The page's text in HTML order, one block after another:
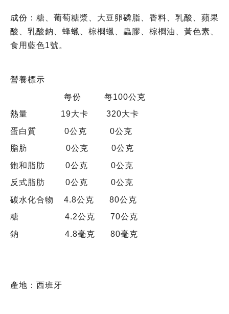
成份：糖、葡萄糖漿、大豆卵磷脂、香料、乳酸、蘋果
酸、乳酸鈉、蜂蠟、棕櫚蠟、蟲膠、棕櫚油、黃色素、
食用藍色1號。
營養標示
每份 每100公克
熱量 19大卡 320大卡
蛋白質 0公克 0公克
脂肪 0公克 0公克
飽和脂肪 0公克 0公克
反式脂肪 0公克 0公克
碳水化合物 4.8公克 80公克
糖 4.2公克 70公克
鈉 4.8毫克 80毫克
產地：西班牙